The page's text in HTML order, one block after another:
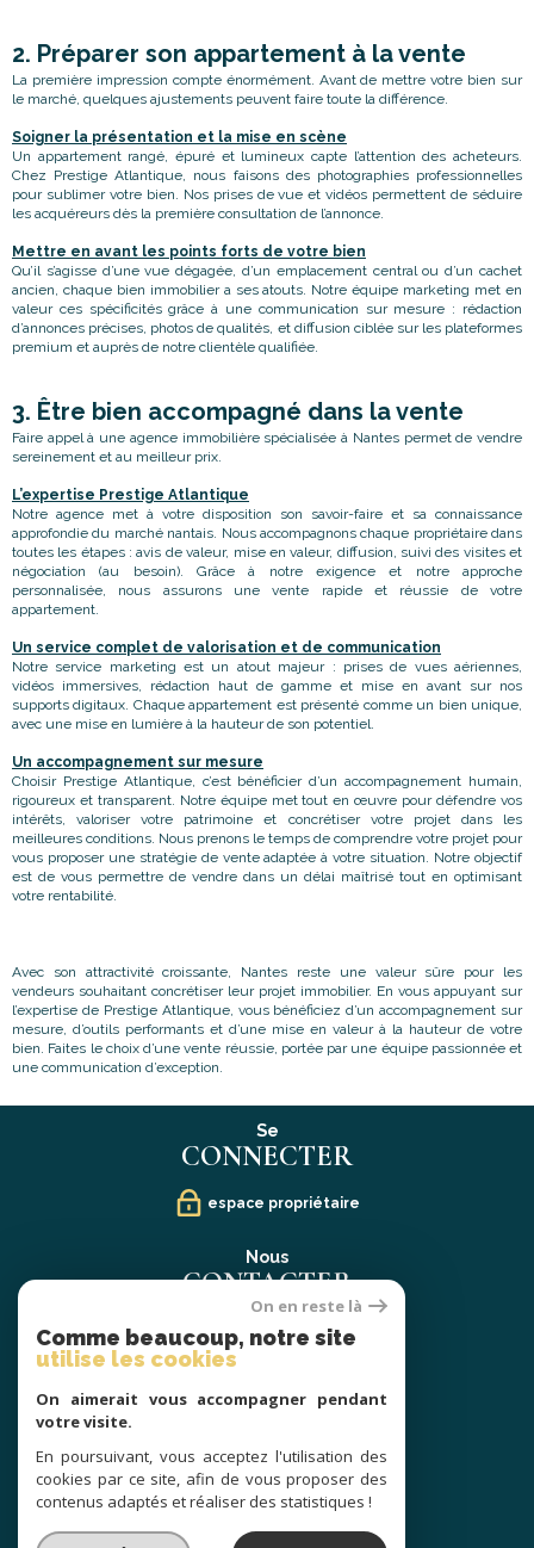
2. Préparer son appartement à la vente
La première impression compte énormément. Avant de mettre votre bien sur
le marché, quelques ajustements peuvent faire toute la différence.
Soigner la présentation et la mise en scène
Un appartement rangé, épuré et lumineux capte l’attention des acheteurs.
Chez Prestige Atlantique, nous faisons des photographies professionnelles
pour sublimer votre bien. Nos prises de vue et vidéos permettent de séduire
les acquéreurs dès la première consultation de l’annonce.
Mettre en avant les points forts de votre bien
Qu’il s’agisse d’une vue dégagée, d’un emplacement central ou d’un cachet
ancien, chaque bien immobilier a ses atouts. Notre équipe marketing met en
valeur ces spécificités grâce à une communication sur mesure : rédaction
d’annonces précises, photos de qualités, et diffusion ciblée sur les plateformes
premium et auprès de notre clientèle qualifiée.
3. Être bien accompagné dans la vente
Faire appel à une agence immobilière spécialisée à Nantes permet de vendre
sereinement et au meilleur prix.
L’expertise Prestige Atlantique
Notre agence met à votre disposition son savoir-faire et sa connaissance
approfondie du marché nantais. Nous accompagnons chaque propriétaire dans
toutes les étapes : avis de valeur, mise en valeur, diffusion, suivi des visites et
négociation (au besoin). Grâce à notre exigence et notre approche
personnalisée, nous assurons une vente rapide et réussie de votre
appartement.
Un service complet de valorisation et de communication
Notre service marketing est un atout majeur : prises de vues aériennes,
vidéos immersives, rédaction haut de gamme et mise en avant sur nos
supports digitaux. Chaque appartement est présenté comme un bien unique,
avec une mise en lumière à la hauteur de son potentiel.
Un accompagnement sur mesure
Choisir Prestige Atlantique, c’est bénéficier d’un accompagnement humain,
rigoureux et transparent. Notre équipe met tout en œuvre pour défendre vos
intérêts, valoriser votre patrimoine et concrétiser votre projet dans les
meilleures conditions. Nous prenons le temps de comprendre votre projet pour
vous proposer une stratégie de vente adaptée à votre situation. Notre objectif
est de vous permettre de vendre dans un délai maîtrisé tout en optimisant
votre rentabilité.
Avec son attractivité croissante, Nantes reste une valeur sûre pour les
vendeurs souhaitant concrétiser leur projet immobilier. En vous appuyant sur
l’expertise de Prestige Atlantique, vous bénéficiez d’un accompagnement sur
mesure, d’outils performants et d’une mise en valeur à la hauteur de votre
bien. Faites le choix d’une vente réussie, portée par une équipe passionnée et
une communication d’exception.
Se
CONNECTER
espace propriétaire
Nous
CONTACTER
02 40 21 91 13
contact@prestige-atlantique.fr
SUIVRE
On en reste là
Comme beaucoup, notre site
utilise les cookies
On aimerait vous accompagner pendant
votre visite.
En poursuivant, vous acceptez l'utilisation des
cookies par ce site, afin de vous proposer des
contenus adaptés et réaliser des statistiques !